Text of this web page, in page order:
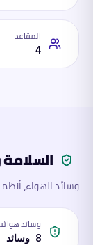
المقاعد
4
وسائد الهواء،
وسائد
8 وسائد